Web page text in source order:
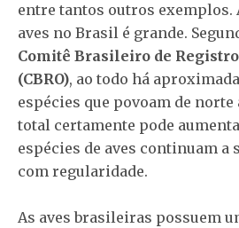
entre tantos outros exemplos.
aves no Brasil é grande.
Comitê Brasileiro de
(CBRO), ao todo há
espécies que povoam de norte
total certamente pode
espécies de aves continuam a
com regularidade.
As aves brasileiras possuem